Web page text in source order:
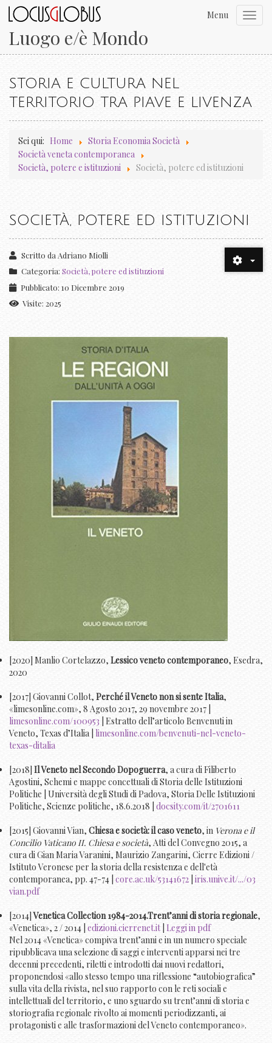
Luogo e/è Mondo
Menu
STORIA E CULTURA NEL
TERRITORIO TRA PIAVE E LIVENZA
Sei qui: Home
Storia Economia Società
Società veneta contemporanea
Società, potere e istituzioni
Società, potere ed istituzioni
SOCIETÀ, POTERE ED ISTITUZIONI
Scritto da Adriano Miolli
Categoria: Società, potere ed istituzioni
Pubblicato: 10 Dicembre 2019
Visite: 2025
[2020] Manlio Cortelazzo, Lessico veneto contemporaneo, Esedra,
2020
[2017] Giovanni Collot, Perché il Veneto non si sente Italia,
«limesonline.com», 8 Agosto 2017, 29 novembre 2017 |
limesonline.com/100953 | Estratto dell’articolo Benvenuti in
Veneto, Texas d’Italia | limesonline.com/benvenuti-nel-veneto-
texas-ditalia
[2018]Il Veneto nel Secondo Dopoguerra, a cura di Filiberto
Agostini, Schemi e mappe concettuali di Storia delle Istituzioni
Politiche | Università degli Studi di Padova, Storia Delle Istituzioni
Politiche, Scienze politiche, 18.6.2018 | docsity.com/it/2701611
[2015] Giovanni Vian, Chiesa e società: il caso veneto, in Verona e il
Concilio Vaticano II. Chiesa e società, Atti del Convegno 2015, a
cura di Gian Maria Varanini, Maurizio Zangarini, Cierre Edizioni /
Istituto Veronese per la storia della resistenza e dell'età
contemporanea, pp. 47-74 | core.ac.uk/53141672 iris.unive.it/.../03
vian.pdf
[2014]Venetica Collection 1984-2014.Trent’anni di storia regionale,
«Venetica», 2 / 2014 | edizioni.cierrenet.it| Leggi in pdf
Nel 2014 «Venetica» compiva trent’anni e in un numero speciale
ripubblicava una selezione di saggi e interventi apparsi nei tre
decenni precedenti, riletti e introdotti dai nuovi redattori,
proponendosi «allo stesso tempo una riflessione “autobiografica”
sulla vita della rivista, nel suo rapporto con le reti sociali e
intellettuali del territorio, e uno sguardo su trent’anni di storia e
storiografia regionale rivolto ai momenti periodizzanti, ai
protagonisti e alle trasformazioni del Veneto contemporaneo».